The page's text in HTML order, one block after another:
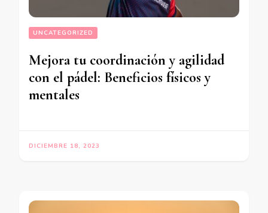
UNCATEGORIZED
Mejora tu coordinación y agilidad
con el pádel: Beneficios físicos y
mentales
DICIEMBRE 18, 2023